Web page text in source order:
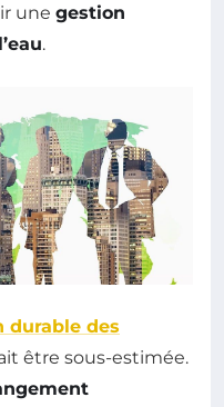
une gestion
.
durable des
être sous-estimée.